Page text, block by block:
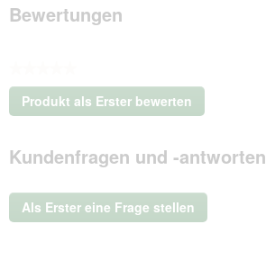
Bewertungen
Kein
Beurteilungswert
Produkt als Erster bewerten
.
dieser
Aktion
ein
modales
Kundenfragen und -antworten
Als Erster eine Frage stellen